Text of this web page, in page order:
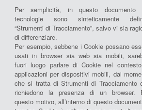
Per semplicità, in questo documento
tecnologie sono sinteticamente
“Strumenti di Tracciamento”, salvo vi sia
di differenziare.
Per esempio, sebbene i Cookie possano
usati in browser sia web sia mobili,
fuori luogo parlare di Cookie nel
applicazioni per dispositivi mobili, dal
che si tratta di Strumenti di Tracciamento
richiedono la presenza di un browser.
questo motivo, all’interno di questo